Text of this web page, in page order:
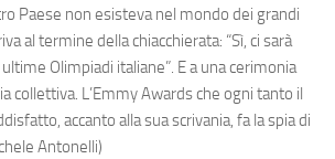
Paese non esisteva nel mondo dei grandi
al termine della chiacchierata: “Sì, ci sarà
Olimpiadi italiane”. E a una cerimonia
collettiva. L’Emmy Awards che ogni tanto il
accanto alla sua scrivania, fa la spia di
Antonelli)